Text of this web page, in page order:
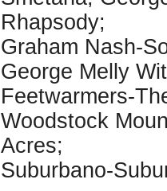
Rhapsody;
Graham Nash-
George Melly
Feetwarmers-
Woodstock
Acres;
Suburbano-